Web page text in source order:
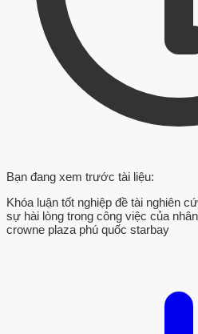
Bạn đang xem trước tài liệu:
Khóa luận tốt nghiệp đề tài nghiên
sự hài lòng trong công việc của
crowne plaza phú quốc starbay